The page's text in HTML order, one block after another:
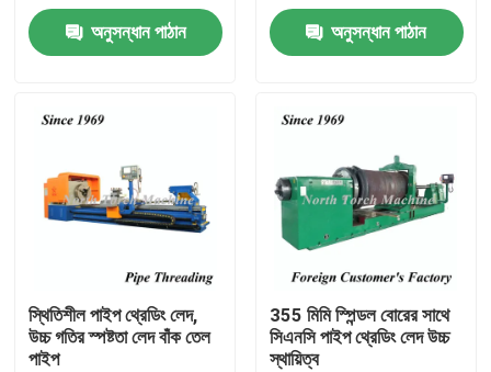
মান নিয়ন্ত্রণ
উদ্ধৃতির জন্য আবেদন
মেটাল লেদ মেশিন
লেদ মেশিনে মুখোমুখি
অনুসন্ধান পাঠান অনুসন্ধান পাঠান
স্থিতিশীল পাইপ থ্রেডিং লেদ,
উচ্চ গতির স্পষ্টতা লেদ বাঁক তেল
পাইপ
355 মিমি স্পিন্ডল বোরের সাথে
সিএনসি পাইপ থ্রেডিং লেদ উচ্চ
স্থায়িত্ব